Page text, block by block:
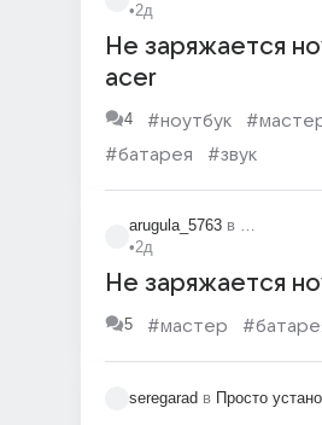
•2д
Не заряжается
acer
4 #ноутбук
#батарея
#звук
arugula_5763 в
•2д
Не заряжается
5 #мастер
seregarad в Просто